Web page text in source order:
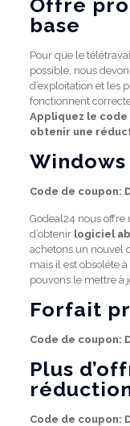
Offre
base
Pour que le
possible, nous
d’exploitation et les
fonctionnent
Appliquez le
obtenir une
Code de coupon:
Godeal24 nous
d’obtenir logiciel
achetons un nouvel
mais il est obsolète
pouvons le mettre à
Forfait
Code de coupon:
Plus
Code de coupon: